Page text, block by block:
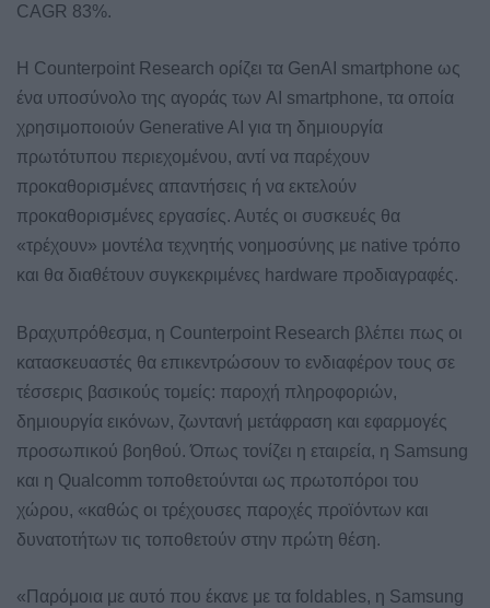
CAGR 83%.
Η Counterpoint Research ορίζει τα GenAI smartphone ως
ένα υποσύνολο της αγοράς των AI smartphone, τα οποία
χρησιμοποιούν Generative AI για τη δημιουργία
πρωτότυπου περιεχομένου, αντί να παρέχουν
προκαθορισμένες απαντήσεις ή να εκτελούν
προκαθορισμένες εργασίες. Αυτές οι συσκευές θα
«τρέχουν» μοντέλα τεχνητής νοημοσύνης με native τρόπο
και θα διαθέτουν συγκεκριμένες hardware προδιαγραφές.
Βραχυπρόθεσμα, η Counterpoint Research βλέπει πως οι
κατασκευαστές θα επικεντρώσουν το ενδιαφέρον τους σε
τέσσερις βασικούς τομείς: παροχή πληροφοριών,
δημιουργία εικόνων, ζωντανή μετάφραση και εφαρμογές
προσωπικού βοηθού. Όπως τονίζει η εταιρεία, η Samsung
και η Qualcomm τοποθετούνται ως πρωτοπόροι του
χώρου, «καθώς οι τρέχουσες παροχές προϊόντων και
δυνατοτήτων τις τοποθετούν στην πρώτη θέση.
«Παρόμοια με αυτό που έκανε με τα foldables, η Samsung